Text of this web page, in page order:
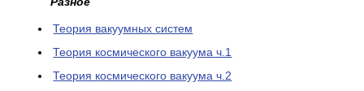
Теория вакуумных систем
Теория космического вакуума ч.1
Теория космического вакуума ч.2